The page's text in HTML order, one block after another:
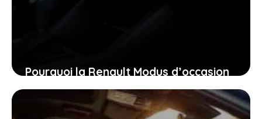
Pourquoi la Renault Modus d’occasion
pourrait bien être la voiture idéale
pour vous aujourd’hui